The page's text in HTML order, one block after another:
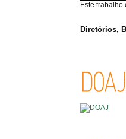
Este
Diretórios,